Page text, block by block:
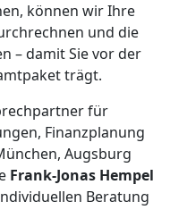
können wir Ihre
und die
– damit Sie vor der
trägt.
für
Finanzplanung
Augsburg
Frank-Jonas Hempel
Beratung